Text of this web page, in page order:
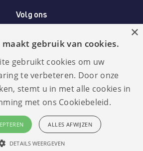
GDPR
compliant
Volg ons
Wij accepteren
×
maakt gebruik van cookies.
gebruikt cookies om uw
te verbeteren. Door onze
stemt u in met alle cookies in
met ons Cookiebeleid.
ALLES AFWIJZEN
DETAILS WEERGEVEN